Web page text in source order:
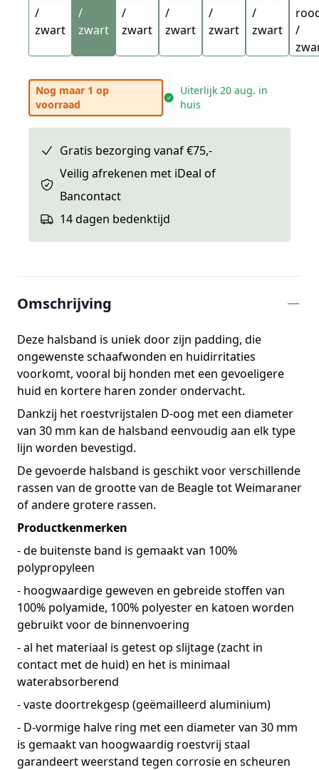
/
zwart
/
zwart
/
zwart
/
zwart
/
zwart
/
zwart
/
Nog maar 1 op
voorraad
Uiterlijk 20 aug. in
huis
Gratis bezorging vanaf €75,-
Veilig afrekenen met iDeal of
Bancontact
14 dagen bedenktijd
Omschrijving
Deze halsband is uniek door zijn padding, die
ongewenste schaafwonden en huidirritaties
voorkomt, vooral bij honden met een gevoeligere
huid en kortere haren zonder ondervacht.
Dankzij het roestvrijstalen D-oog met een diameter
van 30 mm kan de halsband eenvoudig aan elk type
lijn worden bevestigd.
De gevoerde halsband is geschikt voor verschillende
rassen van de grootte van de Beagle tot Weimaraner
of andere grotere rassen.
Productkenmerken
- de buitenste band is gemaakt van 100%
polypropyleen
- hoogwaardige geweven en gebreide stoffen van
100% polyamide, 100% polyester en katoen worden
gebruikt voor de binnenvoering
- al het materiaal is getest op slijtage (zacht in
contact met de huid) en het is minimaal
waterabsorberend
- vaste doortrekgesp (geëmailleerd aluminium)
- D-vormige halve ring met een diameter van 30 mm
is gemaakt van hoogwaardig roestvrij staal
garandeert weerstand tegen corrosie en scheuren